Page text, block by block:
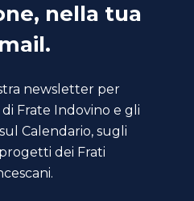
nella tua
newsletter per
Frate Indovino e gli
Calendario, sugli
dei Frati